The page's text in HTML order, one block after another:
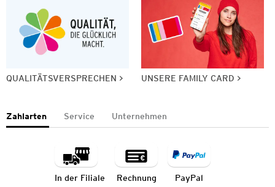
QUALITÄTSVERSPRECHEN UNSERE FAMILY CARD
Zahlarten Service Unternehmen
In der Filiale Rechnung PayPal